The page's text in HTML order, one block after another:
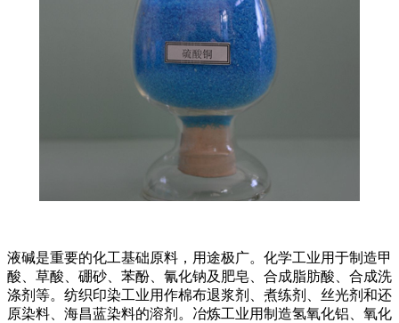
液碱是重要的化工基础原料，用途极广。化学工业用于制造甲
酸、草酸、硼砂、苯酚、氰化钠及肥皂、合成脂肪酸、合成洗
涤剂等。纺织印染工业用作棉布退浆剂、煮练剂、丝光剂和还
原染料、海昌蓝染料的溶剂。冶炼工业用制造氢氧化铝、氧化